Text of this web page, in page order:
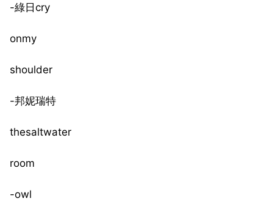
-綠日cry
onmy
shoulder
-邦妮瑞特
thesaltwater
room
-owl